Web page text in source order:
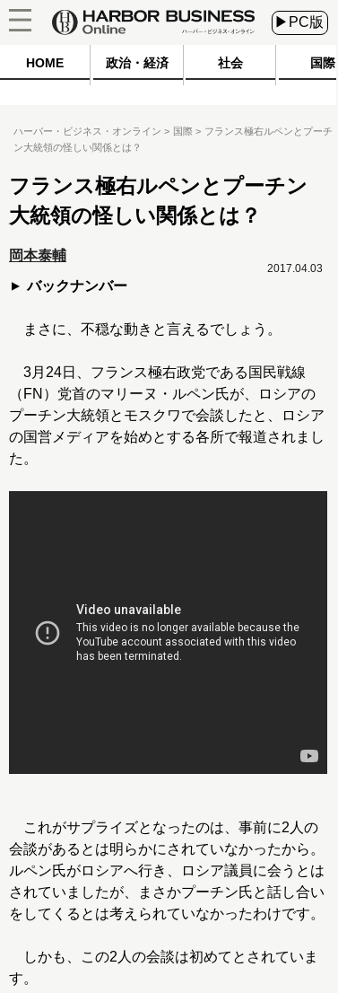
▶PC版
HOME 政治・経済 社会 国際
ハーバー・ビジネス・オンライン 国際
フランス極右ルペンとプーチ
ン大統領の怪しい関係とは？
フランス極右ルペンとプーチン
大統領の怪しい関係とは？
岡本泰輔
バックナンバー
2017.04.03
まさに、不穏な動きと言えるでしょう。
3月24日、フランス極右政党である国民戦線
（FN）党首のマリーヌ・ルペン氏が、ロシアの
プーチン大統領とモスクワで会談したと、ロシア
の国営メディアを始めとする各所で報道されまし
た。
これがサプライズとなったのは、事前に2人の
会談があるとは明らかにされていなかったから。
ルペン氏がロシアへ行き、ロシア議員に会うとは
されていましたが、まさかプーチン氏と話し合い
をしてくるとは考えられていなかったわけです。
しかも、この2人の会談は初めてとされていま
す。